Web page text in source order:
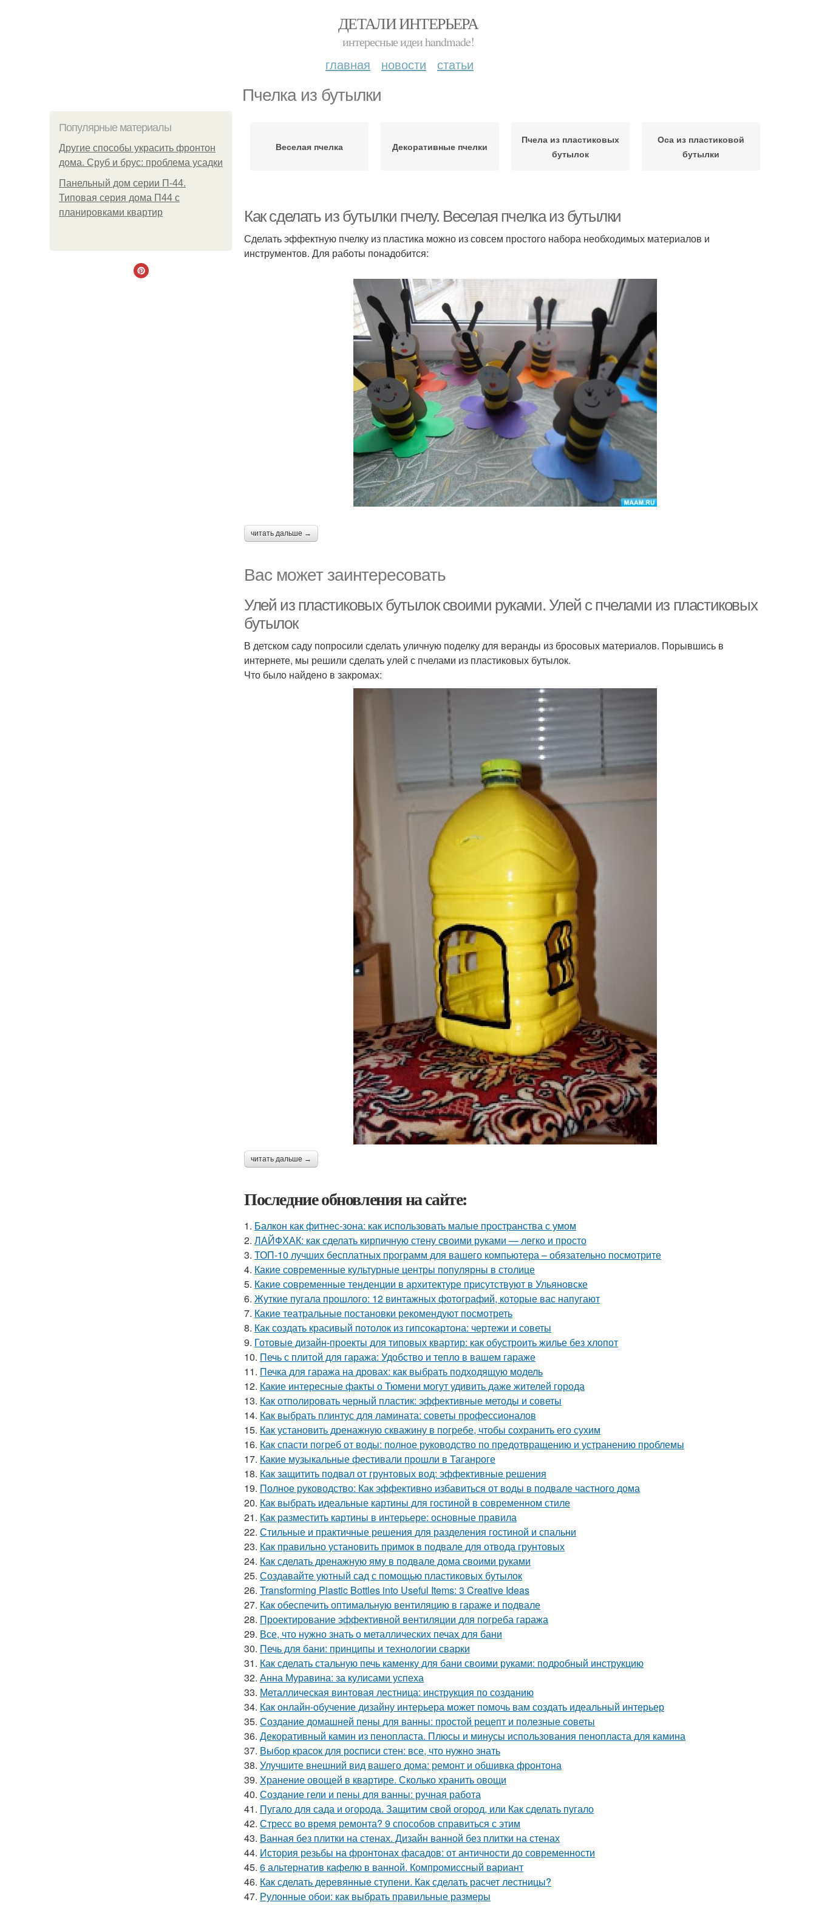
ДЕТАЛИ ИНТЕРЬЕРА
интересные идеи handmade!
главная новости статьи
Пчелка из бутылки
Популярные материалы
Другие способы украсить фронтон
дома. Сруб и брус: проблема усадки
Панельный дом серии П-44.
Типовая серия дома П44 с
планировками квартир
Веселая пчелка Декоративные пчелки
Пчела из пластиковых
бутылок
Оса из пластиковой
бутылки
Как сделать из бутылки пчелу. Веселая пчелка из бутылки
Сделать эффектную пчелку из пластика можно из совсем простого набора необходимых материалов и
инструментов. Для работы понадобится:
читать дальше →
Вас может заинтересовать
Улей из пластиковых бутылок своими руками. Улей с пчелами из пластиковых
бутылок
В детском саду попросили сделать уличную поделку для веранды из бросовых материалов. Порывшись в
интернете, мы решили сделать улей с пчелами из пластиковых бутылок.
Что было найдено в закромах:
читать дальше →
Последние обновления на сайте:
1. Балкон как фитнес-зона: как использовать малые пространства с умом
2. ЛАЙФХАК: как сделать кирпичную стену своими руками — легко и просто
3. ТОП-10 лучших бесплатных программ для вашего компьютера – обязательно посмотрите
4. Какие современные культурные центры популярны в столице
5. Какие современные тенденции в архитектуре присутствуют в Ульяновске
6. Жуткие пугала прошлого: 12 винтажных фотографий, которые вас напугают
7. Какие театральные постановки рекомендуют посмотреть
8. Как создать красивый потолок из гипсокартона: чертежи и советы
9. Готовые дизайн-проекты для типовых квартир: как обустроить жилье без хлопот
10. Печь с плитой для гаража: Удобство и тепло в вашем гараже
11. Печка для гаража на дровах: как выбрать подходящую модель
12. Какие интересные факты о Тюмени могут удивить даже жителей города
13. Как отполировать черный пластик: эффективные методы и советы
14. Как выбрать плинтус для ламината: советы профессионалов
15. Как установить дренажную скважину в погребе, чтобы сохранить его сухим
16. Как спасти погреб от воды: полное руководство по предотвращению и устранению проблемы
17. Какие музыкальные фестивали прошли в Таганроге
18. Как защитить подвал от грунтовых вод: эффективные решения
19. Полное руководство: Как эффективно избавиться от воды в подвале частного дома
20. Как выбрать идеальные картины для гостиной в современном стиле
21. Как разместить картины в интерьере: основные правила
22. Стильные и практичные решения для разделения гостиной и спальни
23. Как правильно установить примок в подвале для отвода грунтовых
24. Как сделать дренажную яму в подвале дома своими руками
25. Создавайте уютный сад с помощью пластиковых бутылок
26. Transforming Plastic Bottles into Useful Items: 3 Creative Ideas
27. Как обеспечить оптимальную вентиляцию в гараже и подвале
28. Проектирование эффективной вентиляции для погреба гаража
29. Все, что нужно знать о металлических печах для бани
30. Печь для бани: принципы и технологии сварки
31. Как сделать стальную печь каменку для бани своими руками: подробный инструкцию
32. Анна Муравина: за кулисами успеха
33. Металлическая винтовая лестница: инструкция по созданию
34. Как онлайн-обучение дизайну интерьера может помочь вам создать идеальный интерьер
35. Создание домашней пены для ванны: простой рецепт и полезные советы
36. Декоративный камин из пенопласта. Плюсы и минусы использования пенопласта для камина
37. Выбор красок для росписи стен: все, что нужно знать
38. Улучшите внешний вид вашего дома: ремонт и обшивка фронтона
39. Хранение овощей в квартире. Сколько хранить овощи
40. Создание гели и пены для ванны: ручная работа
41. Пугало для сада и огорода. Защитим свой огород, или Как сделать пугало
42. Стресс во время ремонта? 9 способов справиться с этим
43. Ванная без плитки на стенах. Дизайн ванной без плитки на стенах
44. История резьбы на фронтонах фасадов: от античности до современности
45. 6 альтернатив кафелю в ванной. Компромиссный вариант
46. Как сделать деревянные ступени. Как сделать расчет лестницы?
47. Рулонные обои: как выбрать правильные размеры